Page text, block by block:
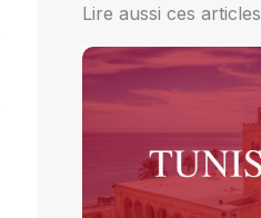
Lire aussi ces articles